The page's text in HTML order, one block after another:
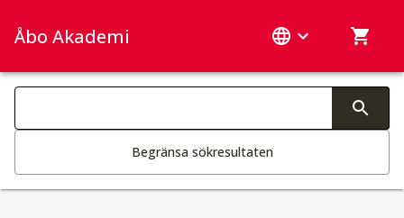
Åbo Akademi
Sök­kategorier
Begränsa sökresultaten